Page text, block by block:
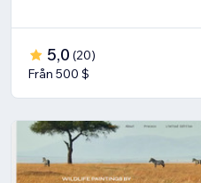
5,0 (20)
Från 500 $